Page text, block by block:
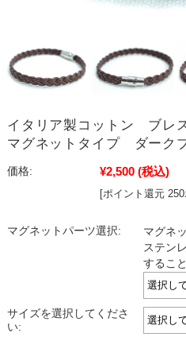
イタリア製コットン ブレ
マグネットタイプ ダーク
価格: ¥2,500 (税込)
[ポイント還元
マグネットパーツ選択:
マグネ
ステン
するこ
サイズを選択してくださ
い: